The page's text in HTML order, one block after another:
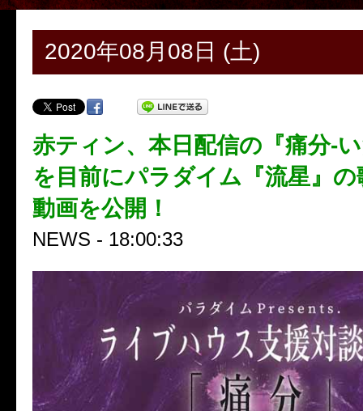
2020年08月08日 (土)
赤ティン、本日配信の『痛分-
を目前にパラダイム『流星』
動画を公開！
NEWS - 18:00:33